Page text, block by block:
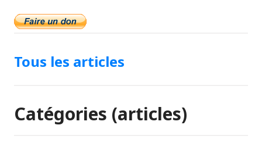
Tous les articles
Catégories (articles)